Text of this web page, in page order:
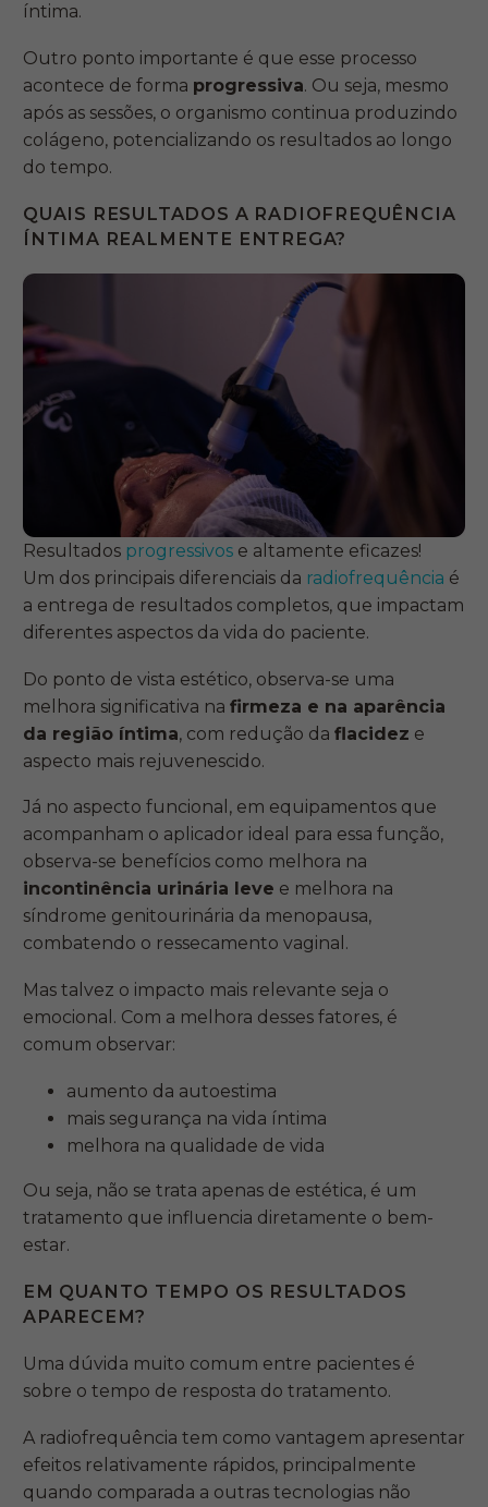
íntima.
Outro ponto importante é que esse processo
acontece de forma progressiva. Ou seja, mesmo
após as sessões, o organismo continua produzindo
colágeno, potencializando os resultados ao longo
do tempo.
QUAIS RESULTADOS A RADIOFREQUÊNCIA
ÍNTIMA REALMENTE ENTREGA?
Resultados progressivos e altamente eficazes!
Um dos principais diferenciais da radiofrequência é
a entrega de resultados completos, que impactam
diferentes aspectos da vida do paciente.
Do ponto de vista estético, observa-se uma
melhora significativa na firmeza e na aparência
da região íntima, com redução da flacidez e
aspecto mais rejuvenescido.
Já no aspecto funcional, em equipamentos que
acompanham o aplicador ideal para essa função,
observa-se benefícios como melhora na
incontinência urinária leve e melhora na
síndrome genitourinária da menopausa,
combatendo o ressecamento vaginal.
Mas talvez o impacto mais relevante seja o
emocional. Com a melhora desses fatores, é
comum observar:
aumento da autoestima
mais segurança na vida íntima
melhora na qualidade de vida
Ou seja, não se trata apenas de estética, é um
tratamento que influencia diretamente o bem-
estar.
EM QUANTO TEMPO OS RESULTADOS
APARECEM?
Uma dúvida muito comum entre pacientes é
sobre o tempo de resposta do tratamento.
A radiofrequência tem como vantagem apresentar
efeitos relativamente rápidos, principalmente
quando comparada a outras tecnologias não